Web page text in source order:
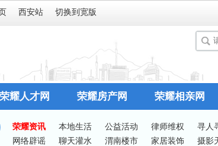
西安站 切换到宽版
荣耀人才网 荣耀房产网 荣耀相亲网
荣耀资讯 本地生活 公益活动 律师维权 寻人
网络辟谣
聊天灌水 渭南楼市 家居装饰 摄影